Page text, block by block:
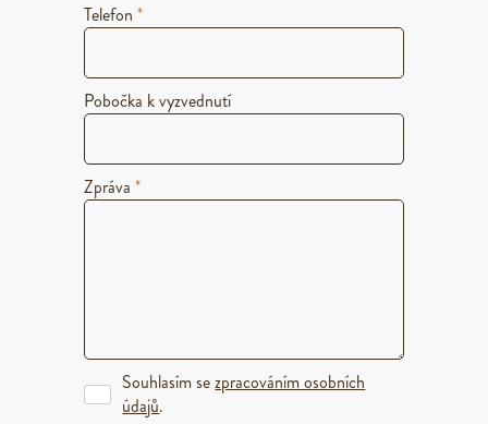
Telefon *
Pobočka k vyzvednutí
Zpráva *
Souhlasím sezpracováním osobních
údajů.